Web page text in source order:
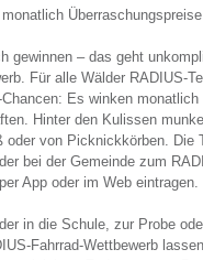
gewinnen – das geht
Für alle Wälder RADIUS-
Es winken
Hinter den Kulissen
oder von Picknickkörben. Die
bei der Gemeinde zum
App oder im Web
in die Schule, zur Probe
Fahrrad-Wettbewerb